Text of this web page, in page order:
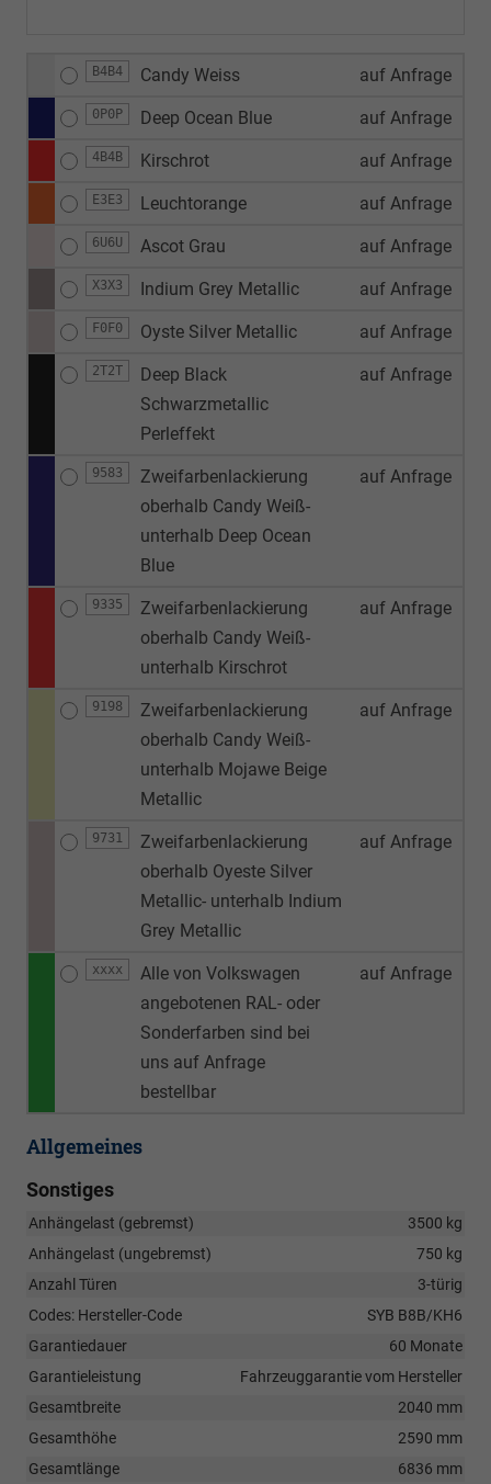
B4B4 Candy Weiss auf Anfrage
0P0P Deep Ocean Blue auf Anfrage
4B4B Kirschrot auf Anfrage
E3E3 Leuchtorange auf Anfrage
6U6U Ascot Grau auf Anfrage
X3X3 Indium Grey Metallic auf Anfrage
F0F0 Oyste Silver Metallic auf Anfrage
2T2T
Deep Black
Schwarzmetallic
Perleffekt
auf Anfrage
9583
Zweifarbenlackierung
oberhalb Candy Weiß-
unterhalb Deep Ocean
Blue
auf Anfrage
9335
Zweifarbenlackierung
oberhalb Candy Weiß-
unterhalb Kirschrot
auf Anfrage
9198
Zweifarbenlackierung
oberhalb Candy Weiß-
unterhalb Mojawe Beige
Metallic
auf Anfrage
9731
Zweifarbenlackierung
oberhalb Oyeste Silver
Metallic- unterhalb Indium
Grey Metallic
auf Anfrage
xxxx
Alle von Volkswagen
angebotenen RAL- oder
Sonderfarben sind bei
uns auf Anfrage
bestellbar
auf Anfrage
Allgemeines
Sonstiges
Anhängelast (gebremst)
3500 kg
Anhängelast (ungebremst)
750 kg
Anzahl Türen
3-türig
Codes: Hersteller-Code
SYB B8B/KH6
Garantiedauer
60 Monate
Garantieleistung
Fahrzeuggarantie vom Hersteller
Gesamtbreite
2040 mm
Gesamthöhe
2590 mm
Gesamtlänge
6836 mm